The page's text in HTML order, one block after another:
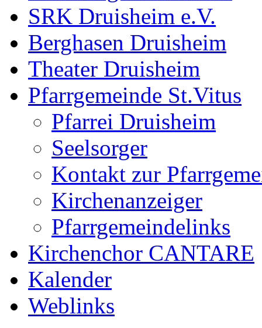
SRK Druisheim e.V.
Berghasen Druisheim
Theater Druisheim
Pfarrgemeinde St.Vitus
Pfarrei Druisheim
Seelsorger
Kontakt zur
Kirchenanzeiger
Pfarrgemeindelinks
Kirchenchor CANTARE
Kalender
Weblinks